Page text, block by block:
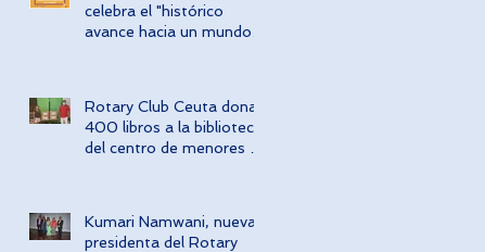
celebra el "histórico
avance hacia un mundo
Rotary Club Ceuta dona
400 libros a la biblioteca
del centro de menores de
Kumari Namwani, nueva
presidenta del Rotary